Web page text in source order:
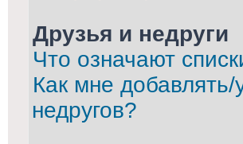
Друзья и недруги
Что означают
Как мне
недругов?